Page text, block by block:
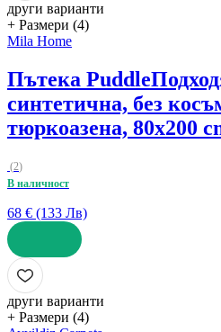
други варианти
+ Размери (4)
Mila Home
Пътека Puddle
синтетична, без
тюркоазена, 80x200
(2)
В наличност
68 € (133 Лв)
ДОБАВИ
други варианти
+ Размери (4)